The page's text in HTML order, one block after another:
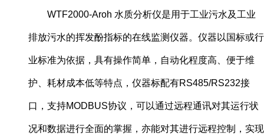
WTF2000-Aroh 水质分析仪是用于工业污水及工业
排放污水的挥发酚指标的在线监测仪器。仪器以国标或行
业标准为依据，具有操作简单，自动化程度高、便于维
护、耗材成本低等特点，仪器标配有RS485/RS232接
口，支持MODBUS协议，可以通过远程通讯对其运行状
况和数据进行全面的掌握，亦能对其进行远程控制，实现